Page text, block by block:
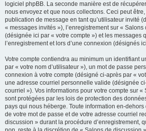
logiciel phpBB. La seconde manière est de
nous envoyez et que nous collectons. Ceci peut être,
publication de message en tant qu’utilisateur invité
« messages invités »), l’enregistrement sur « Salons
(désignée ici par « votre compte ») et les messages
l’enregistrement et lors d’une connexion (désignés
Votre compte contiendra au minimum un identifiant
par « votre nom d’utilisateur »), un mot de passe
connexion à votre compte (désigné ci-après par «
une adresse courriel personnelle valide (désignée
courriel »). Vos informations pour votre compte sur «
sont protégées par les lois de protection des
pays qui nous héberge. Toute information en-dehors
de votre mot de passe et de votre adresse courriel
discussion » durant la procédure d’enregistrement,